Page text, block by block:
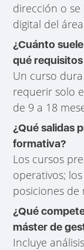
dirección o se
digital del
¿Cuánto
qué
Un curso
requerir solo
de 9 a 18
¿Qué salidas
formativa?
Los cursos
operativos;
posiciones
¿Qué
máster de
Incluye